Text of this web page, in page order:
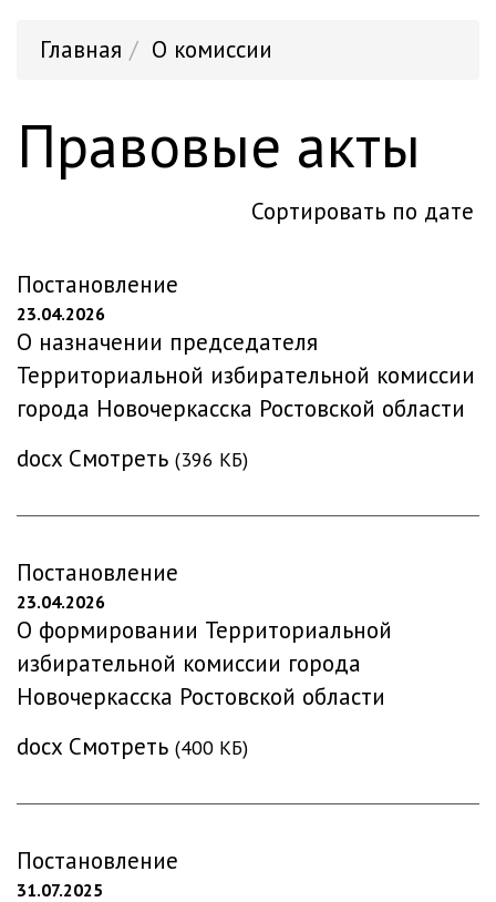
Главная О комиссии
Правовые акты
Сортировать по дате
Постановление
23.04.2026
О назначении председателя
Территориальной избирательной комиссии
города Новочеркасска Ростовской области
docx Смотреть (396 КБ)
Постановление
23.04.2026
О формировании Территориальной
избирательной комиссии города
Новочеркасска Ростовской области
docx Смотреть (400 КБ)
Постановление
31.07.2025